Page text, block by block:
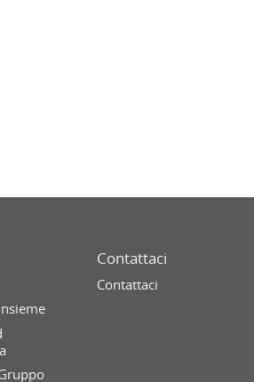
Contattaci
Contattaci